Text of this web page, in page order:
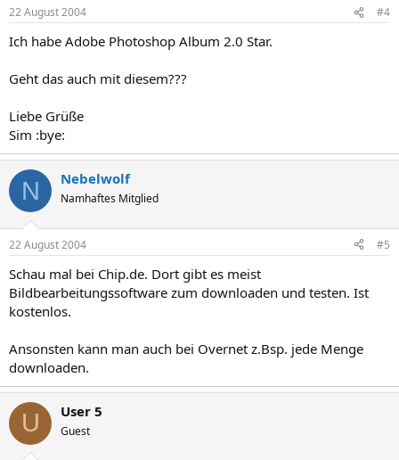
22 August 2004 #4
Ich habe Adobe Photoshop Album 2.0 Star.
Geht das auch mit diesem???
Liebe Grüße
Sim :bye:
N Nebelwolf
Namhaftes Mitglied
22 August 2004 #5
Schau mal bei Chip.de. Dort gibt es meist
Bildbearbeitungssoftware zum downloaden und testen. Ist
kostenlos.
Ansonsten kann man auch bei Overnet z.Bsp. jede Menge
downloaden.
U User 5
Guest